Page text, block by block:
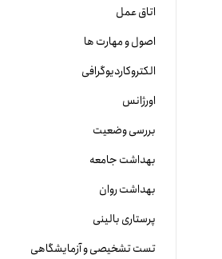
اتاق عمل
اصول و مهارت ها
الکتروکاردیوگرافی
اورژانس
بررسی وضعیت
بهداشت جامعه
بهداشت روان
پرستاری بالینی
تست تشخیصی و آزمایشگاهی